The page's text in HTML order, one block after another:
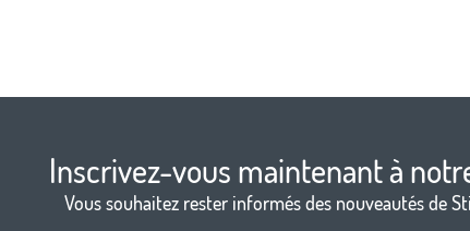
Inscrivez-vous maintenant à
Vous souhaitez rester informés des nouveautés de